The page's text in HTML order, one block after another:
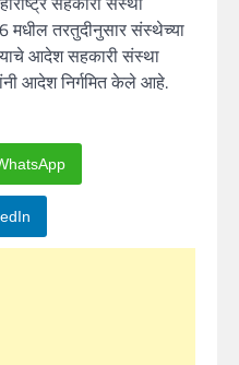
तरतुदीनुसार संस्थेच्या
आदेश सहकारी संस्था
आदेश निर्गमित केले आहे.